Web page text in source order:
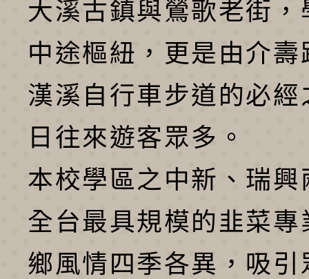
大溪古鎮與鶯歌老街，
中途樞紐，更是由介壽
漢溪自行車步道的必經
日往來遊客眾多。
本校學區之中新、瑞興
全台最具規模的韭菜專
鄉風情四季各異，吸引